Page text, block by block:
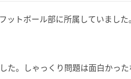
トボール部に所属していました
た。しゃっくり問題は面白かっ